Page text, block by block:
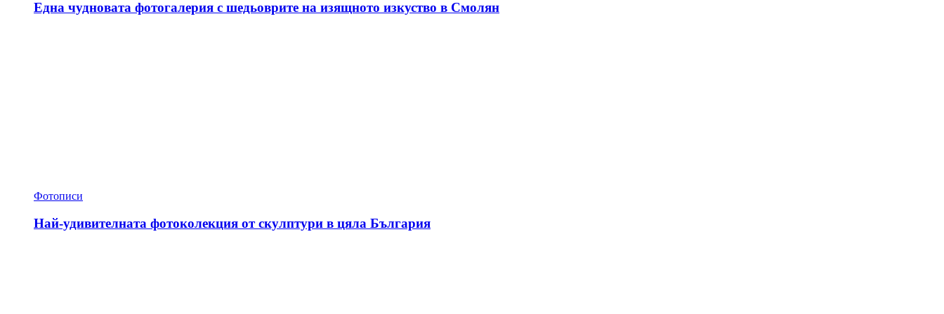
Една чудновата фотогалерия с шедьоврите на изящното изкуство в Смолян
Фотописи
Най-удивителната фотоколекция от скулптури в цяла България